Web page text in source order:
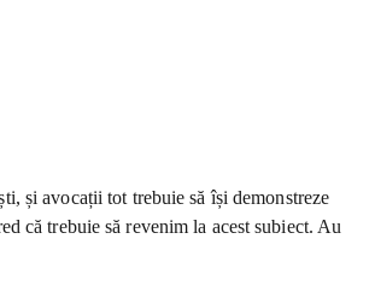
și avocații tot trebuie să își demonstreze
că trebuie să revenim la acest subiect. Au